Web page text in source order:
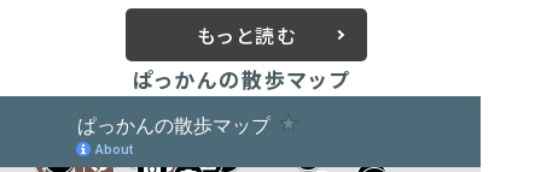
もっと読む
ぱっかんの散歩マップ